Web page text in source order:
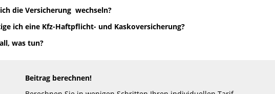
die Versicherung wechseln?
ich eine Kfz-Haftpflicht- und Kaskoversicherung?
was tun?
Beitrag berechnen!